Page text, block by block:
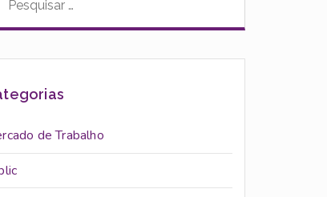
de Trabalho